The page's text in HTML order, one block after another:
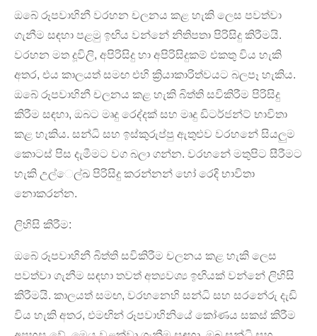
ඔබේ රූපවාහිනී වරහන චලනය කළ හැකි ලෙස පවත්වා
ගැනීම සඳහා පළමු ඉඟිය වන්නේ නිතිපතා පිරිසිදු කිරීමයි.
වරහන මත දූවිලි, අපිරිසිදු හා අපිරිසිදුකම් එකතු විය හැකි
අතර, එය කාලයත් සමඟ එහි ක්‍රියාකාරිත්වයට බලපෑ හැකිය.
ඔබේ රූපවාහිනී චලනය කළ හැකි බිත්ති සවිකිරීම පිරිසිදු
කිරීම සඳහා, ඔබට මෘදු රෙද්දක් සහ මෘදු ඩිටර්ජන්ට් භාවිතා
කළ හැකිය. සන්ධි සහ ඉස්කුරුප්පු ඇතුළුව වරහනේ සියලුම
කොටස් පිස දැමීමට වග බලා ගන්න. වරහනේ මතුපිට සීරීමට
හැකි උල්ෙල්ඛ පිරිසිදු කරන්නන් හෝ රෙදි භාවිතා
නොකරන්න.
ලිහිසි කිරීම:
ඔබේ රූපවාහිනී බිත්ති සවිකිරීම චලනය කළ හැකි ලෙස
පවත්වා ගැනීම සඳහා තවත් අත්‍යවශ්‍ය ඉඟියක් වන්නේ ලිහිසි
කිරීමයි. කාලයත් සමඟ, වරහනෙහි සන්ධි සහ සරනේරු දැඩි
විය හැකි අතර, එමඟින් රූපවාහිනියේ කෝණය සකස් කිරීම